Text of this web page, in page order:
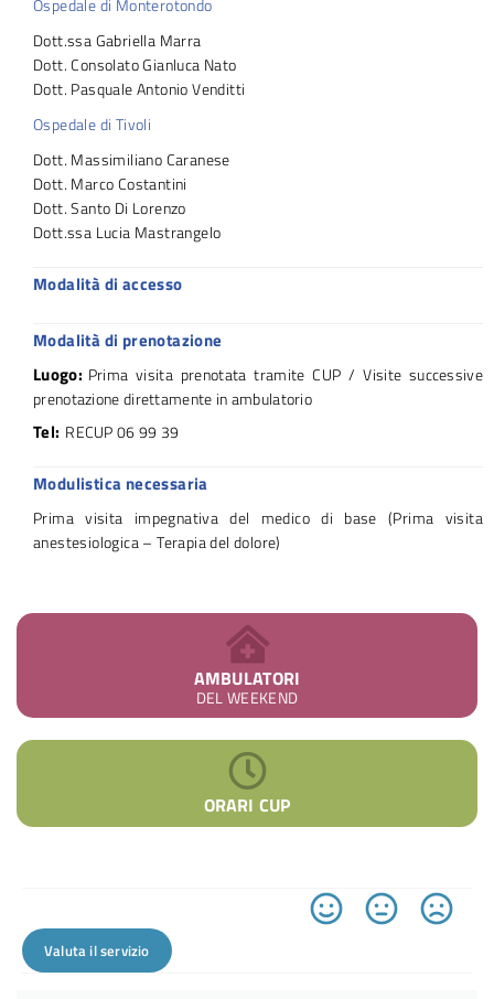
Ospedale di Monterotondo
Dott.ssa Gabriella Marra
Dott. Consolato Gianluca Nato
Dott. Pasquale Antonio Venditti
Ospedale di Tivoli
Dott. Massimiliano Caranese
Dott. Marco Costantini
Dott. Santo Di Lorenzo
Dott.ssa Lucia Mastrangelo
Modalità di accesso
Modalità di prenotazione
Luogo: Prima visita prenotata tramite CUP / Visite successive
prenotazione direttamente in ambulatorio
Tel: RECUP 06 99 39
Modulistica necessaria
Prima visita impegnativa del medico di base (Prima visita
anestesiologica – Terapia del dolore)
AMBULATORI
DEL WEEKEND
ORARI CUP
Valuta il servizio